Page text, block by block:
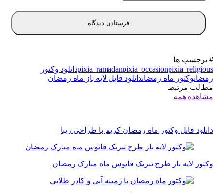
# برچسب ها
pixia_ramadanpixia_occasionpixia_religious
دانلود وکتور
رمضانوکتور ماه رمضاندانلود فایل لایه باز ماه رمضان
مطالب مرتبط
مشاهده همه
دانلود فایل وکتور ماه رمضان کریم با طراحی زیبا
وکتور لایه باز طرح تبریک فانوس ماه مبارک رمضان